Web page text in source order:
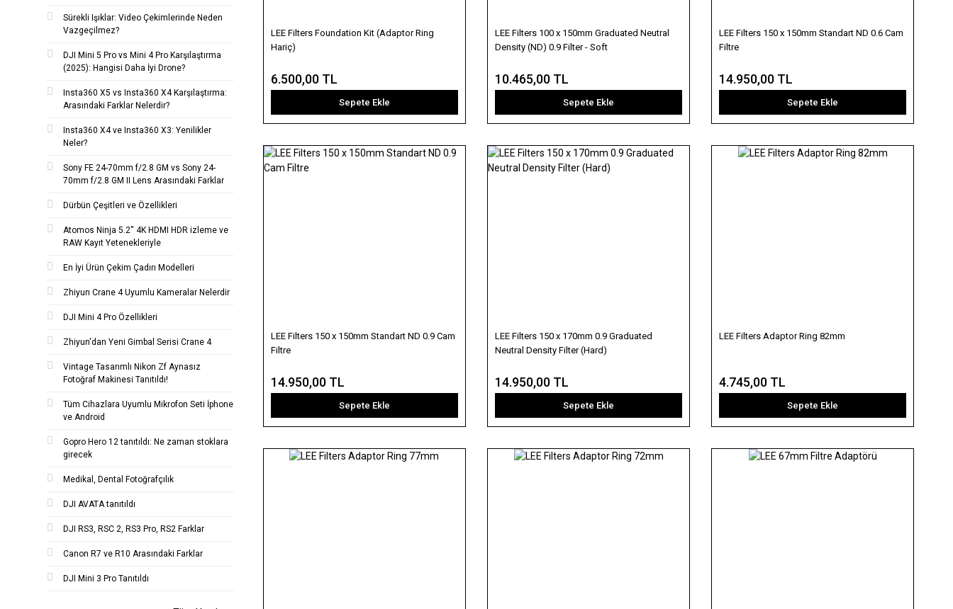
Sürekli Işıklar: Video Çekimlerinde Neden
Vazgeçilmez?
DJI Mini 5 Pro vs Mini 4 Pro Karşılaştırma
(2025): Hangisi Daha İyi Drone?
Insta360 X5 vs Insta360 X4 Karşılaştırma:
Arasındaki Farklar Nelerdir?
Insta360 X4 ve Insta360 X3: Yenilikler
Neler?
Sony FE 24-70mm f/2.8 GM vs Sony 24-
70mm f/2.8 GM II Lens Arasındaki Farklar
Dürbün Çeşitleri ve Özellikleri
Atomos Ninja 5.2'' 4K HDMI HDR izleme ve
RAW Kayıt Yetenekleriyle
En İyi Ürün Çekim Çadırı Modelleri
Zhiyun Crane 4 Uyumlu Kameralar Nelerdir
DJI Mini 4 Pro Özellikleri
Zhiyun'dan Yeni Gimbal Serisi Crane 4
Vintage Tasarımlı Nikon Zf Aynasız
Fotoğraf Makinesi Tanıtıldı!
Tüm Cihazlara Uyumlu Mikrofon Seti İphone
ve Android
Gopro Hero 12 tanıtıldı: Ne zaman stoklara
girecek
Medikal, Dental Fotoğrafçılık
DJI AVATA tanıtıldı
DJI RS3, RSC 2, RS3 Pro, RS2 Farklar
Canon R7 ve R10 Arasındaki Farklar
DJI Mini 3 Pro Tanıtıldı
LEE Filters Foundation Kit (Adaptor Ring
Hariç)
6.500,00 TL
Sepete Ekle
LEE Filters 100 x 150mm Graduated Neutral
Density (ND) 0.9 Filter - Soft
10.465,00 TL
Sepete Ekle
LEE Filters 150 x 150mm Standart ND 0.6 Cam
Filtre
14.950,00 TL
Sepete Ekle
LEE Filters 150 x 150mm Standart ND 0.9 Cam
Filtre
14.950,00 TL
Sepete Ekle
LEE Filters 150 x 170mm 0.9 Graduated
Neutral Density Filter (Hard)
14.950,00 TL
Sepete Ekle
LEE Filters Adaptor Ring 82mm
4.745,00 TL
Sepete Ekle